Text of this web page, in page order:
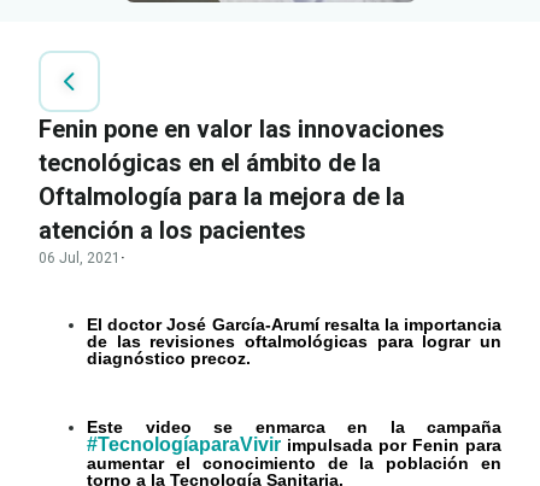
Fenin pone en valor las innovaciones
tecnológicas en el ámbito de la
Oftalmología para la mejora de la
atención a los pacientes
06 Jul, 2021 ·
El doctor José García-Arumí resalta la importancia
de las revisiones oftalmológicas para lograr un
diagnóstico precoz.
Este video se enmarca en la campaña
#TecnologíaparaVivir impulsada por Fenin para
aumentar el conocimiento de la población en
torno a la Tecnología Sanitaria.